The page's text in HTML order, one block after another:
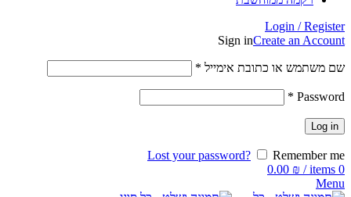
Login / Register
Sign inCreate an Account
שם משתמש או כתובת אימייל *
Password
*
Log in
Lost your password?
Remember me
0
items
/
0.00 ₪
Menu